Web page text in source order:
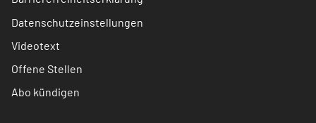
Datenschutzeinstellungen
Videotext
Offene Stellen
Abo kündigen